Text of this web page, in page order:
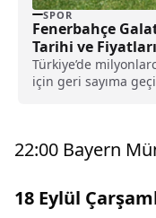
SPOR
Fenerbahçe
Tarihi ve
Türkiye’de
için geri sayıma
22:00 Bayern
18 Eylül